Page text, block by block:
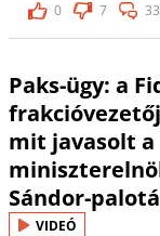
0
7 33
Paks-ügy: a
mit javasolt a
Sándor-
VIDEÓ